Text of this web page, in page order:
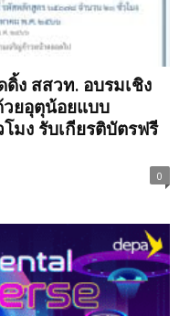
ง สสวท. อบรมเชิง
ยอุตุน้อยแบบ
มง รับเกียรติบัตรฟรี
0